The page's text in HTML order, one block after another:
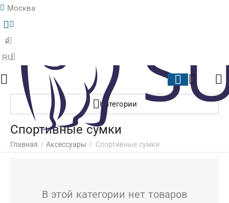
Москва
₽
RU
Категории
Спортивные сумки
Главная / Аксессуары / Спортивные сумки
В этой категории нет товаров